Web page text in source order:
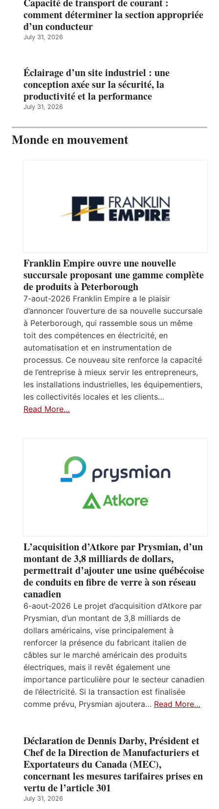
comment déterminer la section appropriée
d’un conducteur
July 31, 2026
Éclairage d’un site industriel : une
conception axée sur la sécurité, la
productivité et la performance
July 31, 2026
Monde en mouvement
Franklin Empire ouvre une nouvelle
succursale proposant une gamme complète
de produits à Peterborough
7-aout-2026 Franklin Empire a le plaisir
d’annoncer l’ouverture de sa nouvelle succursale
à Peterborough, qui rassemble sous un même
toit des compétences en électricité, en
automatisation et en instrumentation de
processus. Ce nouveau site renforce la capacité
de l’entreprise à mieux servir les entrepreneurs,
les installations industrielles, les équipementiers,
les collectivités locales et les clients…
Read More…
L’acquisition d’Atkore par Prysmian, d’un
montant de 3,8 milliards de dollars,
permettrait d’ajouter une usine québécoise
de conduits en fibre de verre à son réseau
canadien
6-aout-2026 Le projet d’acquisition d’Atkore par
Prysmian, d’un montant de 3,8 milliards de
dollars américains, vise principalement à
renforcer la présence du fabricant italien de
câbles sur le marché américain des produits
électriques, mais il revêt également une
importance particulière pour le secteur canadien
de l’électricité. Si la transaction est finalisée
comme prévu, Prysmian ajoutera… Read More…
Déclaration de Dennis Darby, Président et
Chef de la Direction de Manufacturiers et
Exportateurs du Canada (MEC),
concernant les mesures tarifaires prises en
vertu de l’article 301
July 31, 2026